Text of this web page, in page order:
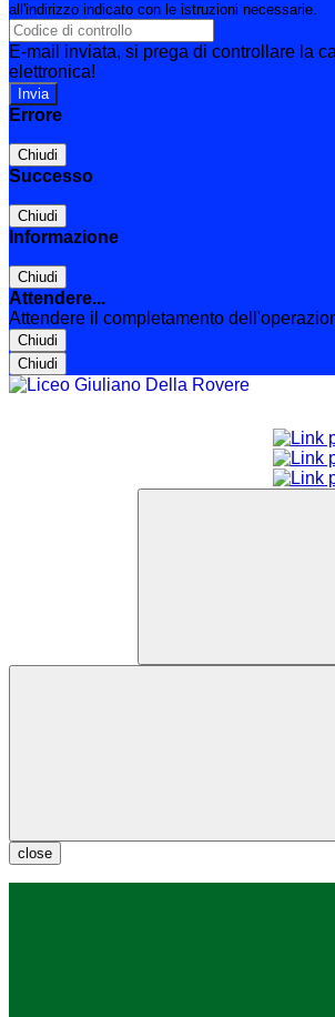
all'indirizzo indicato con le istruzioni necessarie.
E-mail inviata, si prega di controllare la
elettronica!
Errore
Chiudi
Successo
Chiudi
Informazione
Chiudi
Attendere...
Attendere il completamento
Chiudi
Chiudi
close